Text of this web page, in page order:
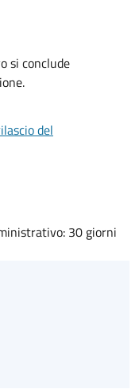
si conclude
del
30 giorni